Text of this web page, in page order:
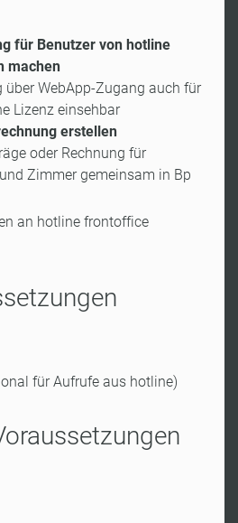
für Benutzer von hotline
machen
über WebApp-Zugang auch für
Lizenz einsehbar
erstellen
oder Rechnung für
Zimmer gemeinsam in Bp
an hotline frontoffice
für Aufrufe aus hotline)